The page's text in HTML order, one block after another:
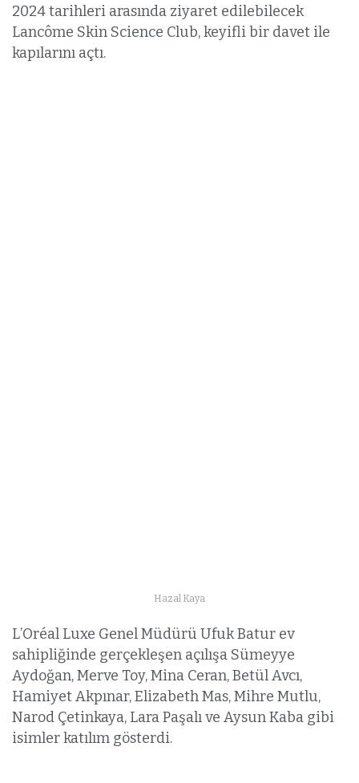
2024 tarihleri arasında ziyaret edilebilecek
Lancôme Skin Science Club, keyifli bir davet ile
kapılarını açtı.
Hazal Kaya
L’Oréal Luxe Genel Müdürü Ufuk Batur ev
sahipliğinde gerçekleşen açılışa Sümeyye
Aydoğan, Merve Toy, Mina Ceran, Betül Avcı,
Hamiyet Akpınar, Elizabeth Mas, Mihre Mutlu,
Narod Çetinkaya, Lara Paşalı ve Aysun Kaba gibi
isimler katılım gösterdi.